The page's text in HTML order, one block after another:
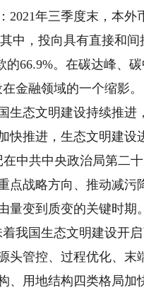
年三季度末，本外
中，投向具有直接和
66.9%。在碳达峰、
金融领域的一个缩影。
态文明建设持续推进
快推进，生态文明建设
共中央政治局第二十
点战略方向、推动减污
量变到质变的关键时期。
国生态文明建设开启
头管控、过程优化、末
、用地结构四类格局